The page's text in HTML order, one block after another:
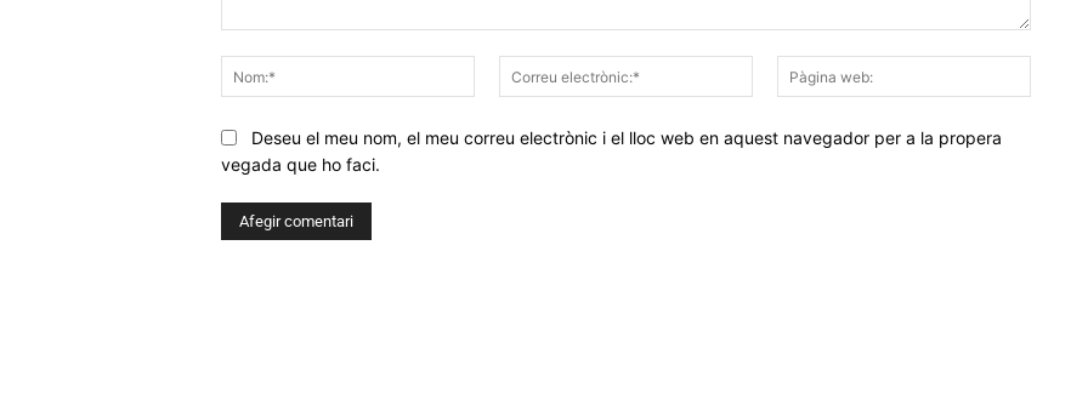
Nom:*
Correu
electrònic:*
web:
Deseu el meu nom, el meu correu electrònic i el lloc web en aquest navegador per a la propera
vegada que ho faci.